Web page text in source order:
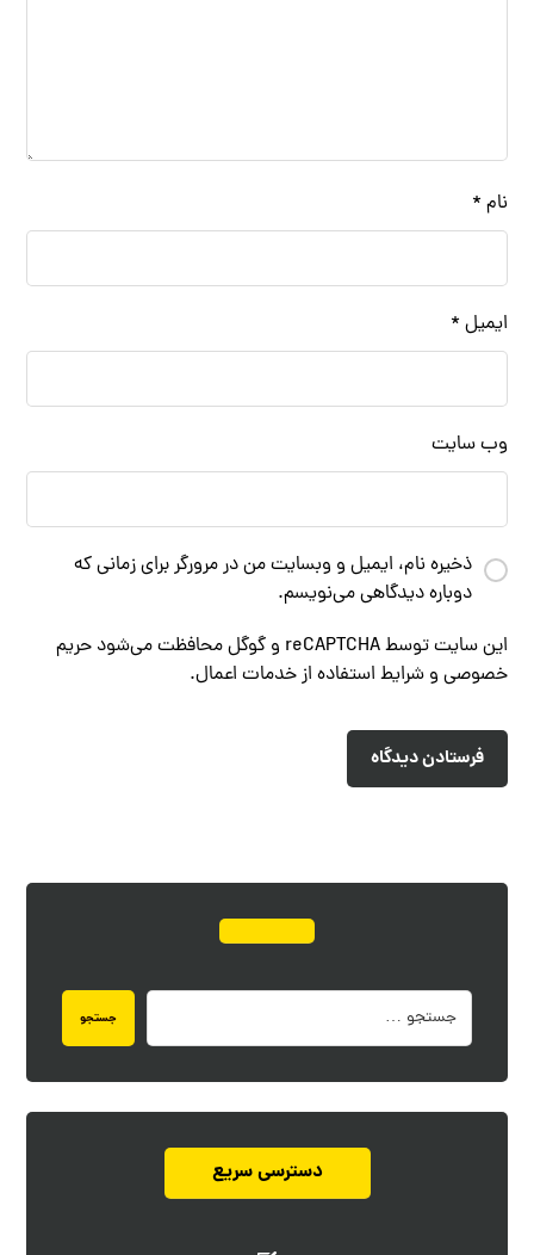
نام *
ایمیل *
وب‌ سایت
ذخیره نام، ایمیل و وبسایت من در مرورگر برای زمانی که
دوباره دیدگاهی می‌نویسم.
این سایت توسط reCAPTCHA و گوگل محافظت می‌شود
حریم
خصوصی وشرایط استفاده از خدمات اعمال.
فرستادن دیدگاه
جستجو
دسترسی سریع